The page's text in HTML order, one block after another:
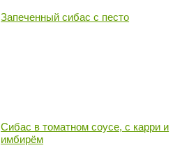
Запеченный сибас с песто
Сибас в томатном соусе, с карри и
имбирём